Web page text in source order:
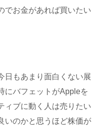
でお金があれば買いたい
日もあまり面白くない展
にバフェットがAppleを
ィブに動く人は売りたい
いのかと思うほど株価が